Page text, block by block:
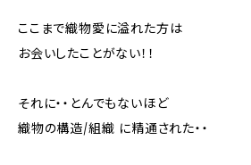
ここまで織物愛に溢れた方は
お会いしたことがない！！
それに・・とんでもないほど
織物の構造/組織 に精通された・・